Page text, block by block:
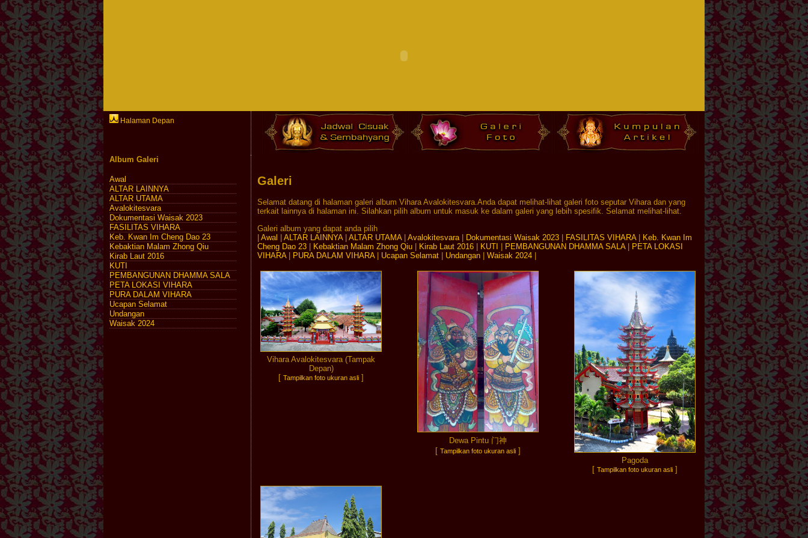
Halaman Depan
Album Galeri
Awal
ALTAR LAINNYA
ALTAR UTAMA
Avalokitesvara
Dokumentasi Waisak 2023
FASILITAS VIHARA
Keb. Kwan Im Cheng Dao 23
Kebaktian Malam Zhong Qiu
Kirab Laut 2016
KUTI
PEMBANGUNAN DHAMMA SALA
PETA LOKASI VIHARA
PURA DALAM VIHARA
Ucapan Selamat
Undangan
Waisak 2024
Galeri
Selamat datang di halaman galeri album Vihara Avalokitesvara.Anda dapat melihat-lihat galeri foto seputar Vihara dan yang
terkait lainnya di halaman ini. Silahkan pilih album untuk masuk ke dalam galeri yang lebih spesifik. Selamat melihat-lihat.
Galeri album yang dapat anda pilih
| Awal | ALTAR LAINNYA | ALTAR UTAMA | Avalokitesvara | Dokumentasi Waisak 2023 | FASILITAS VIHARA | Keb. Kwan Im
Cheng Dao 23 | Kebaktian Malam Zhong Qiu | Kirab Laut 2016 | KUTI | PEMBANGUNAN DHAMMA SALA | PETA LOKASI
VIHARA | PURA DALAM VIHARA | Ucapan Selamat | Undangan | Waisak 2024 |
Vihara Avalokitesvara (Tampak
Depan)
[ Tampilkan foto ukuran asli ]
Dewa Pintu 门神
[ Tampilkan foto ukuran asli ]
Pagoda
[ Tampilkan foto ukuran asli ]